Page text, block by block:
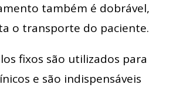
também é dobrável,
o transporte do paciente.
fixos são utilizados para
e são indispensáveis